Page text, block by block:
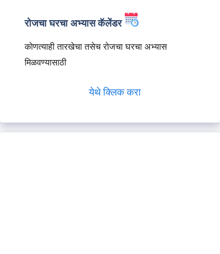
रोजचा घरचा अभ्यास कॅलेंडर
कोणत्याही तारखेचा तसेच रोजचा घरचा अभ्यास
मिळवण्यासाठी
येथे क्लिक करा